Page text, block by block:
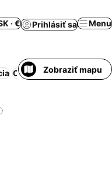
· € Prihlásiť sa Menu
Obsluhovaný apartmán
Zobraziť mapu